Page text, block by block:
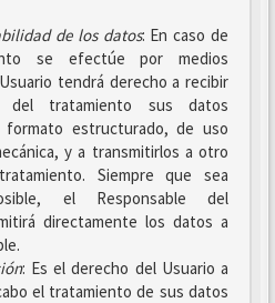
de los datos: En caso de
se efectúe por medios
tendrá derecho a recibir
del tratamiento sus datos
estructurado, de uso
y a transmitirlos a otro
Siempre que sea
el Responsable del
directamente los datos a
: Es el derecho del Usuario a
el tratamiento de sus datos